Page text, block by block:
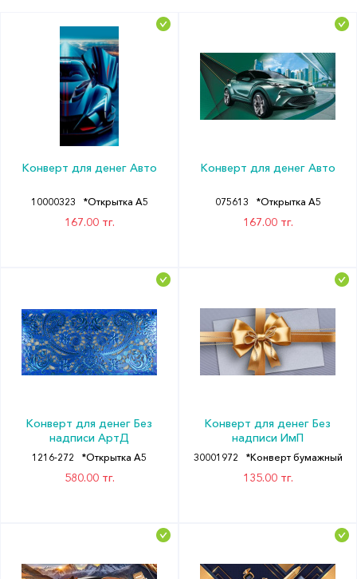
Конверт для денег Авто
10000323 *Открытка А5
167.00 тг.
Конверт для денег Авто
075613 *Открытка А5
167.00 тг.
Конверт для денег Без
надписи АртД
1216-272 *Открытка А5
580.00 тг.
Конверт для денег Без
надписи ИмП
30001972 *Конверт бумажный
135.00 тг.